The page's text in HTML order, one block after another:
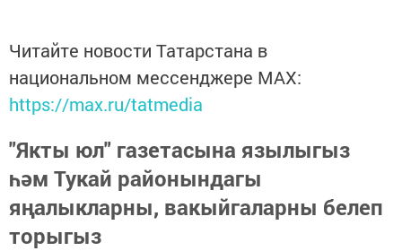
Читайте новости Татарстана в
национальном мессенджере MАХ:
https://max.ru/tatmedia
"Якты юл" газетасына язылыгыз
һәм Тукай районындагы
яңалыкларны, вакыйгаларны белеп
торыгыз